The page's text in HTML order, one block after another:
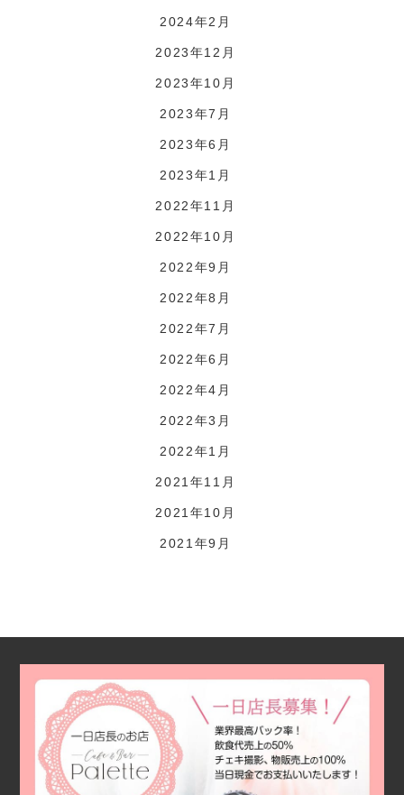
2024年2月
2023年12月
2023年10月
2023年7月
2023年6月
2023年1月
2022年11月
2022年10月
2022年9月
2022年8月
2022年7月
2022年6月
2022年4月
2022年3月
2022年1月
2021年11月
2021年10月
2021年9月